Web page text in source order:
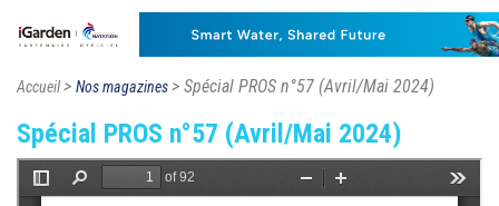
Accueil> Nos magazines> Spécial PROS n°57 (Avril/Mai 2024)
Spécial PROS n°57 (Avril/Mai 2024)